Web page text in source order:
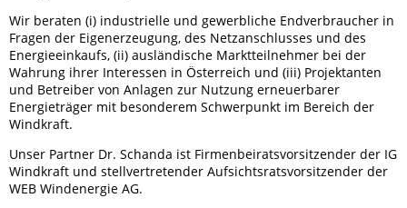
Wir beraten (i) industrielle und gewerbliche Endverbraucher in
Fragen der Eigenerzeugung, des Netzanschlusses und des
Energieeinkaufs, (ii) ausländische Marktteilnehmer bei der
Wahrung ihrer Interessen in Österreich und (iii) Projektanten
und Betreiber von Anlagen zur Nutzung erneuerbarer
Energieträger mit besonderem Schwerpunkt im Bereich der
Windkraft.
Unser Partner Dr. Schanda ist Firmenbeiratsvorsitzender der IG
Windkraft und stellvertretender Aufsichtsratsvorsitzender der
WEB Windenergie AG.